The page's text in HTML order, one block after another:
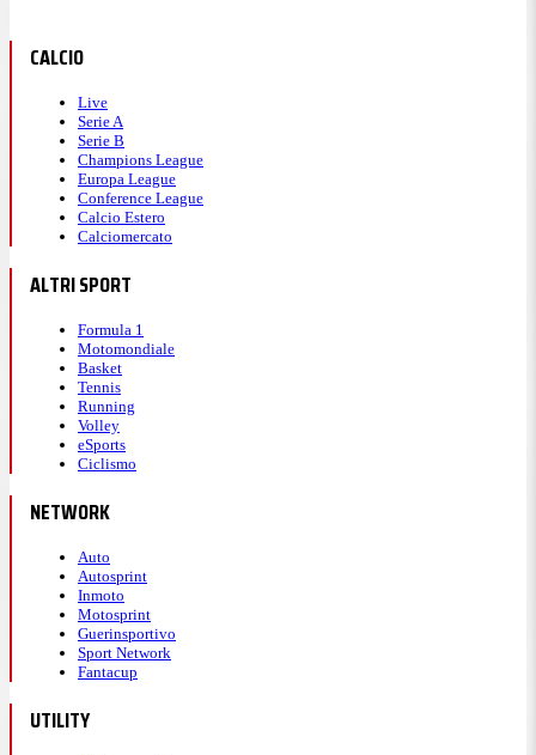
CALCIO
Live
Serie A
Serie B
Champions League
Europa League
Conference League
Calcio Estero
Calciomercato
ALTRI SPORT
Formula 1
Motomondiale
Basket
Tennis
Running
Volley
eSports
Ciclismo
NETWORK
Auto
Autosprint
Inmoto
Motosprint
Guerinsportivo
Sport Network
Fantacup
UTILITY